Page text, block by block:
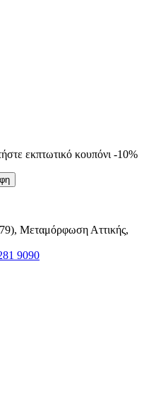
εκπτωτικό κουπόνι -10%
Μεταμόρφωση Αττικής,
9090